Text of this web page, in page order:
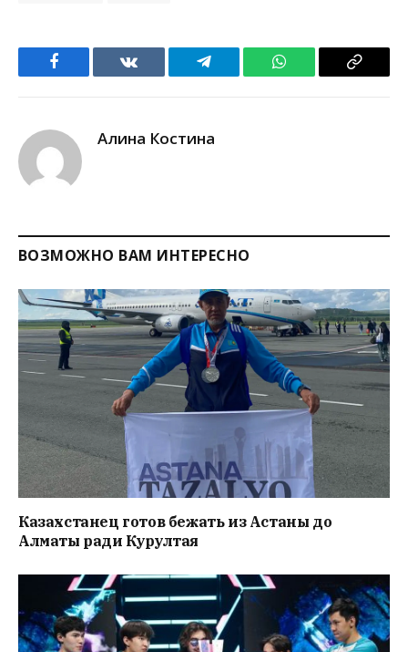
Facebook VKontakteTelegram WhatsApp Copy
Алина Костина
ВОЗМОЖНО ВАМ ИНТЕРЕСНО
Казахстанец готов бежать из Астаны до
Алматы ради Курултая